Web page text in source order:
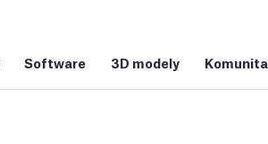
Software 3D modely Komunita